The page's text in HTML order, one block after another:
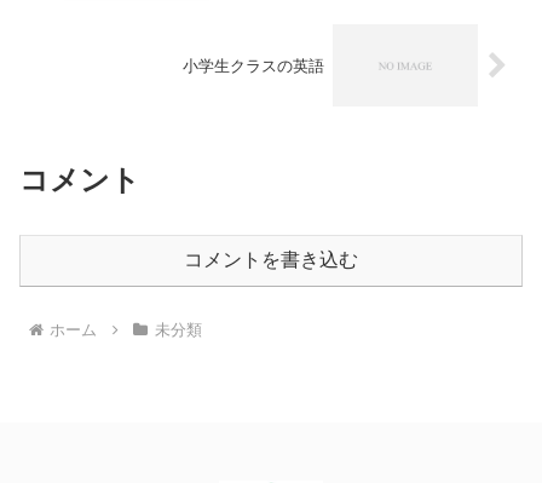
小学生クラスの英語
コメント
コメントを書き込む
ホーム 未分類